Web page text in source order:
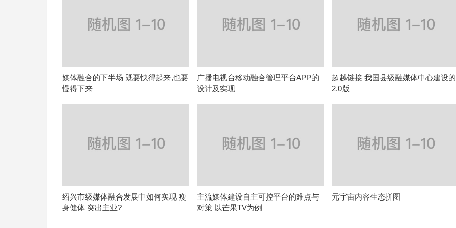
媒体融合的下半场 既要快得起来,也要
慢得下来
广播电视台移动融合管理平台APP的
设计及实现
超越链接 我国县级融媒体中心建设的
2.0版
绍兴市级媒体融合发展中如何实现 瘦
身健体 突出主业?
主流媒体建设自主可控平台的难点与
对策 以芒果TV为例
元宇宙内容生态拼图